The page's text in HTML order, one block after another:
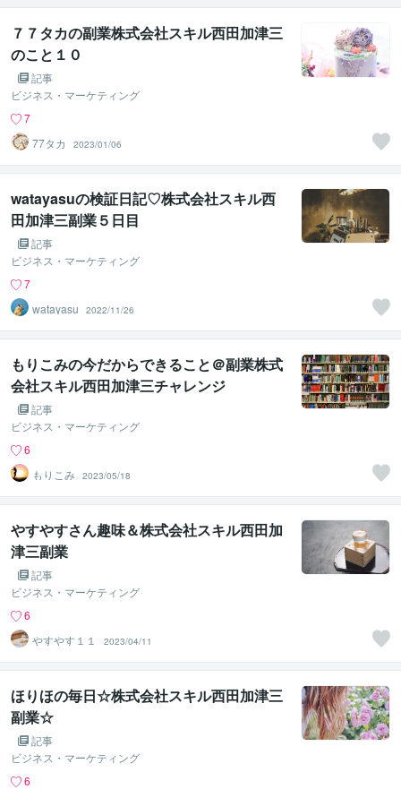
７７タカの副業株式会社スキル西田加津三
のこと１０
記事
ビジネス・マーケティング
7
77タカ
2023/01/06
watayasuの検証日記♡株式会社スキル西
田加津三副業５日目
記事
ビジネス・マーケティング
7
watayasu
2022/11/26
もりこみの今だからできること＠副業株式
会社スキル西田加津三チャレンジ
記事
ビジネス・マーケティング
6
もりこみ 2023/05/18
やすやすさん趣味＆株式会社スキル西田加
津三副業
記事
ビジネス・マーケティング
6
やすやす１１
2023/04/11
ほりほの毎日☆株式会社スキル西田加津三
副業☆
記事
ビジネス・マーケティング
6